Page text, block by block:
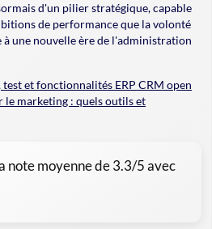
d'un pilier stratégique, capable
de performance que la volonté
une nouvelle ère de l'administration
et fonctionnalités ERP CRM open
le marketing : quels outils et
note moyenne de3.3/5 avec